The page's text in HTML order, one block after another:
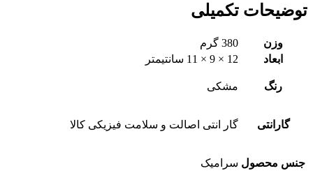
توضیحات تکمیلی
وزن
380 گرم
ابعاد
12 × 9 × 11 سانتیمتر
رنگ مشکی
گارانتی گار انتی اصالت و سلامت فیزیکی کالا
جنس محصول سرامیک